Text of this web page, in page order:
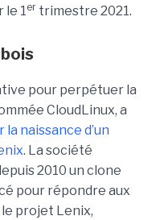
le 1er trimestre 2021.
pour perpétuer la
CloudLinux, a
naissance d’un
. La société
2010 un clone
pour répondre aux
projet Lenix,